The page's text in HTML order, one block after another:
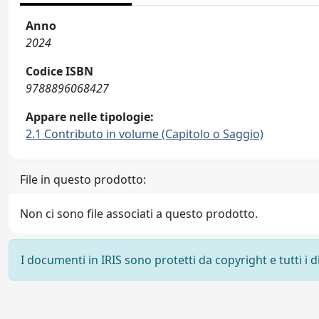
Anno
2024
Codice ISBN
9788896068427
Appare nelle tipologie:
2.1 Contributo in volume (Capitolo o Saggio)
File in questo prodotto:
Non ci sono file associati a questo prodotto.
I documenti in IRIS sono protetti da copyright e tutti i